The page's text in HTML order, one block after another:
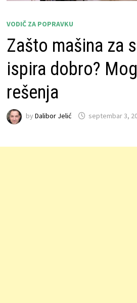
VODIČ ZA POPRAVKU
Zašto mašina za
ispira dobro?
rešenja
by Dalibor Jelić septembar 3,